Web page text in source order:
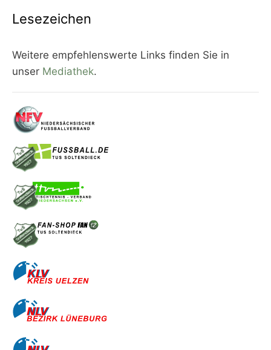
Lesezeichen
Weitere empfehlenswerte Links finden Sie in
unser Mediathek.